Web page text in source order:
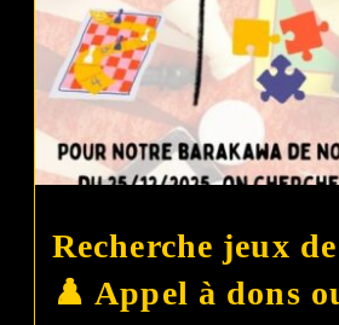
Recherche jeux
♟️ Appel à dons